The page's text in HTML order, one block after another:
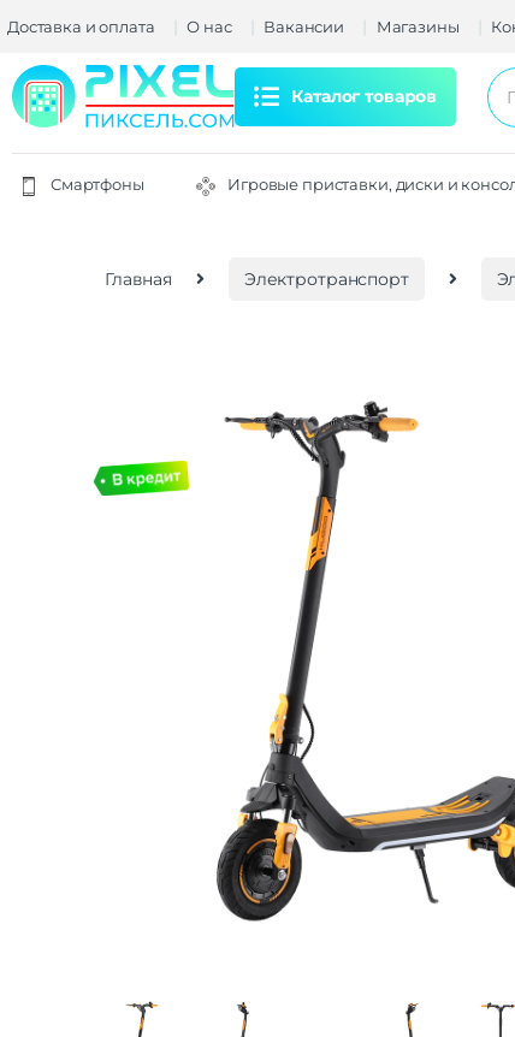
Доставка и оплата О нас Вакансии Магазины
Каталог товаров
Смартфоны Игровые приставки, диски и
Главная Электротранспорт